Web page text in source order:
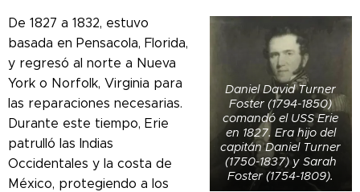
Daniel David Turner
Foster (1794-1850)
comandó el USS Erie
en 1827. Era hijo del
capitán Daniel Turner
(1750-1837) y Sarah
Foster (1754-1809).
De 1827 a 1832, estuvo
basada en Pensacola, Florida,
y regresó al norte a Nueva
York o Norfolk, Virginia para
las reparaciones necesarias.
Durante este tiempo, Erie
patrulló las Indias
Occidentales y la costa de
México, protegiendo a los